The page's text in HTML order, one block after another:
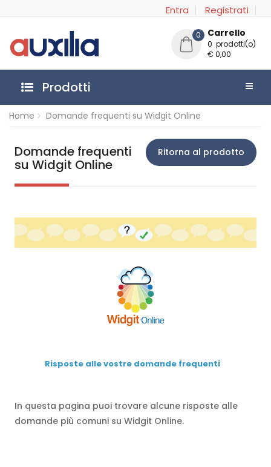
Entra Registrati
0 Carrello
0 prodotti(o)
€ 0,00
Prodotti
Home Domande frequenti su Widgit Online
Ritorna al prodotto
Domande frequenti
su Widgit Online
Risposte alle vostre domande frequenti
In questa pagina puoi trovare alcune risposte alle
domande più comuni su Widgit Online.